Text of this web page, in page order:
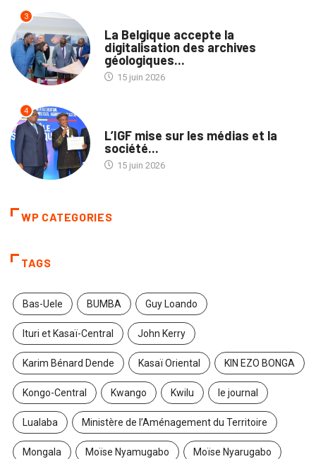
3
La Belgique accepte la
digitalisation des archives
géologiques...
15 juin 2026
4
L’IGF mise sur les médias et la
société...
15 juin 2026
WP CATEGORIES
TAGS
Bas-Uele BUMBA Guy Loando
Ituri et Kasaï-Central John Kerry
Karim Bénard Dende Kasaï Oriental KIN EZO BONGA
Kongo-Central Kwango Kwilu le journal
Lualaba Ministère de l’Aménagement du Territoire
Mongala Moïse Nyamugabo Moïse Nyarugabo